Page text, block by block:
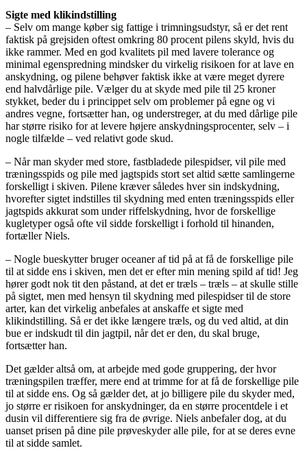
Sigte med klikindstilling
– Selv om mange køber sig fattige i trimningsudstyr, så er det rent
faktisk på grejsiden oftest omkring 80 procent pilens skyld, hvis du
ikke rammer. Med en god kvalitets pil med lavere tolerance og
minimal egenspredning mindsker du virkelig risikoen for at lave en
anskydning, og pilene behøver faktisk ikke at være meget dyrere
end halvdårlige pile. Vælger du at skyde med pile til 25 kroner
stykket, beder du i princippet selv om problemer på egne og vi
andres vegne, fortsætter han, og understreger, at du med dårlige pile
har større risiko for at levere højere anskydningsprocenter, selv – i
nogle tilfælde – ved relativt gode skud.
– Når man skyder med store, fastbladede pilespidser, vil pile med
træningsspids og pile med jagtspids stort set altid sætte samlingerne
forskelligt i skiven. Pilene kræver således hver sin indskydning,
hvorefter sigtet indstilles til skydning med enten træningsspids eller
jagtspids akkurat som under riffelskydning, hvor de forskellige
kugletyper også ofte vil sidde forskelligt i forhold til hinanden,
fortæller Niels.
– Nogle bueskytter bruger oceaner af tid på at få de forskellige pile
til at sidde ens i skiven, men det er efter min mening spild af tid! Jeg
hører godt nok tit den påstand, at det er træls – træls – at skulle stille
på sigtet, men med hensyn til skydning med pilespidser til de store
arter, kan det virkelig anbefales at anskaffe et sigte med
klikindstilling. Så er det ikke længere træls, og du ved altid, at din
bue er indskudt til din jagtpil, når det er den, du skal bruge,
fortsætter han.
Det gælder altså om, at arbejde med gode gruppering, der hvor
træningspilen træffer, mere end at trimme for at få de forskellige pile
til at sidde ens. Og så gælder det, at jo billigere pile du skyder med,
jo større er risikoen for anskydninger, da en større procentdele i et
dusin vil differentiere sig fra de øvrige. Niels anbefaler dog, at du
uanset prisen på dine pile prøveskyder alle pile, for at se deres evne
til at sidde samlet.